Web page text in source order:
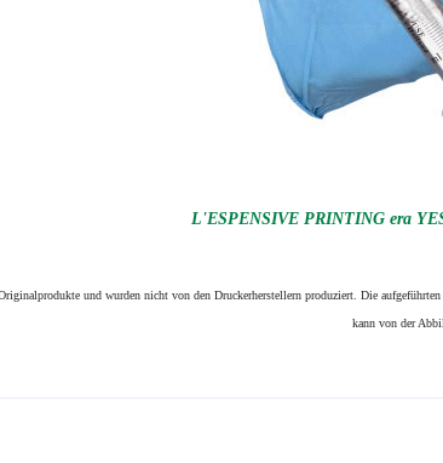
L'ESPENSIVE PRINTING era
und wurden nicht von den Druckerherstellern produziert. Die
kann von der